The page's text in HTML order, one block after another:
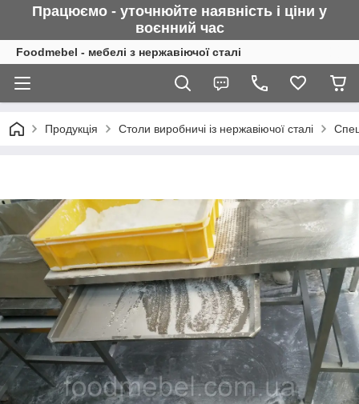
Працюємо - уточнюйте наявність і ціни у
воєнний час
Foodmebel - мебелі з нержавіючої сталі
Продукція Столи виробничі із нержавіючої сталі